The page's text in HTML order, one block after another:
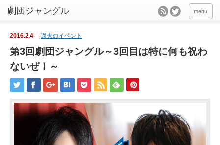
menu
2016.2.4 過去のイベント
第3回劇団ジャングル～3回目は特に何も祝わ
ないぜ！～